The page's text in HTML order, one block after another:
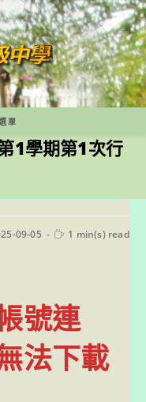
單
1學期第1次行
09-05
Reading
1 min(s) read
號連
法下載